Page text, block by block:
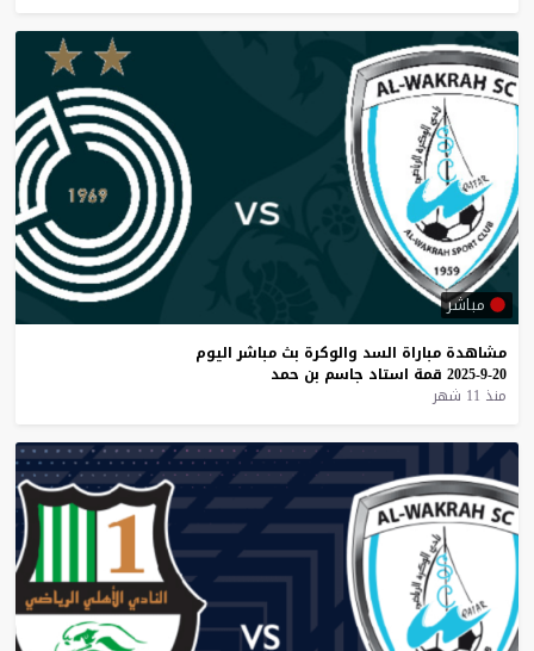
مباشر
مشاهدة مباراة السد والوكرة بث مباشر اليوم
20-9-2025
قمة استاد جاسم بن حمد
منذ 11 شهر